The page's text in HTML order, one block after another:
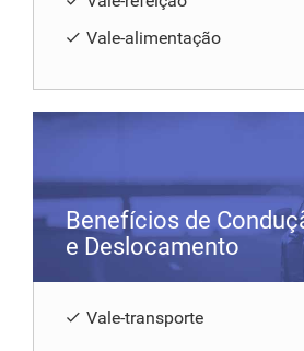
Vale-alimentação
Benefícios de
e Deslocamento
Vale-transporte